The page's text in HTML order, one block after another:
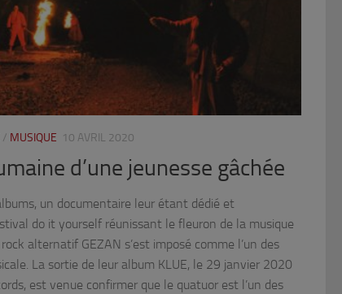
/ MUSIQUE 10 AVRIL 2020
d’une jeunesse gâchée
un documentaire leur étant dédié et
do it yourself réunissant le fleuron de la musique
alternatif GEZAN s’est imposé comme l’un des
La sortie de leur album KLUE, le 29 janvier 2020
est venue confirmer que le quatuor est l’un des